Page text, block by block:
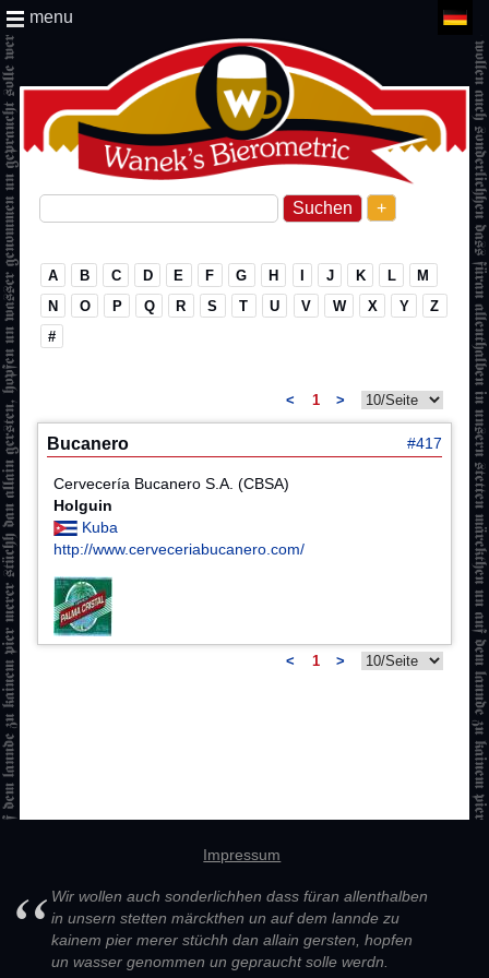
+
menu
A B C D E F G H I J K L
M
N
O P Q R S T U V W X Y
Z
#
< 1 >
Bucanero #417
Cervecería Bucanero S.A. (CBSA)
Holguin
Kuba
http://www.cerveceriabucanero.com/
< 1 >
Impressum
Wir wollen auch sonderlichhen dass füran allenthalben
in unsern stetten märckthen un auf dem lannde zu
kainem pier merer stüchh dan allain gersten, hopfen
un wasser genommen un gepraucht solle werdn.